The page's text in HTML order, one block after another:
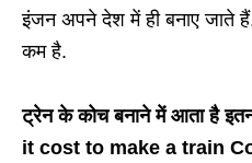
इंजन अपने देश में ही बनाए जाते
कम है.
ट्रेन के कोच बनाने में आता है
it cost to make a train